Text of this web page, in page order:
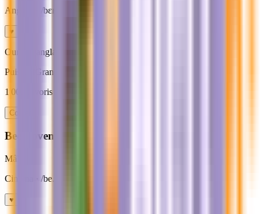
Anglais
· /bɛʁ/
♥
Ours en anglais, pour les gros calins.
Puissant
Grand chien
1 007
favoris · ideal
Copier
Beethoven
Mâle
Cinema
· /be.tɔ.vɛn/
♥